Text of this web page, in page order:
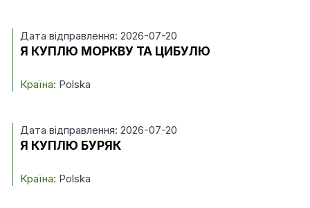
Дата відправлення: 2026-07-20
Я КУПЛЮ МОРКВУ ТА ЦИБУЛЮ
Країна: Polska
Дата відправлення: 2026-07-20
Я КУПЛЮ БУРЯК
Країна: Polska